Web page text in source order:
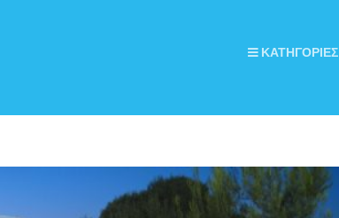
ΚΑΤΗΓΟΡΙΕΣ